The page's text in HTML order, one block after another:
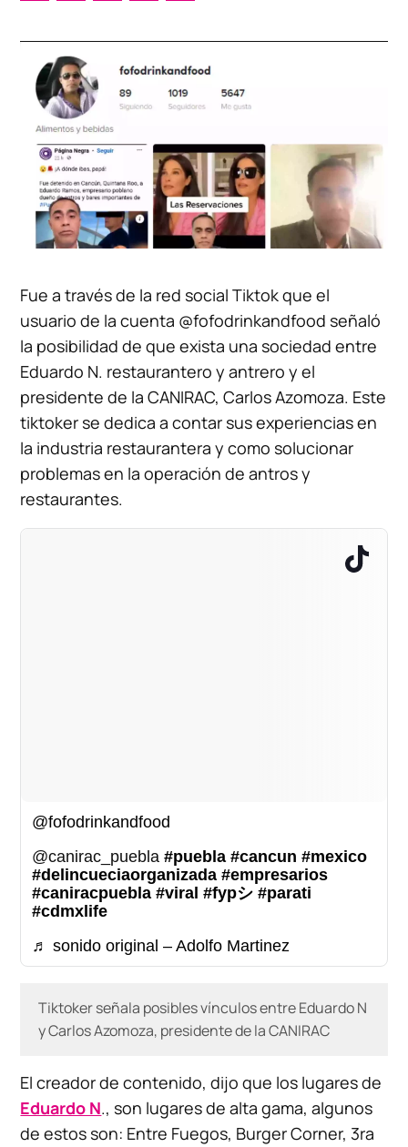
Fue a través de la red social Tiktok que el
usuario de la cuenta @fofodrinkandfood señaló
la posibilidad de que exista una sociedad entre
Eduardo N. restaurantero y antrero y el
presidente de la CANIRAC, Carlos Azomoza. Este
tiktoker se dedica a contar sus experiencias en
la industria restaurantera y como solucionar
problemas en la operación de antros y
restaurantes.
@fofodrinkandfood
@canirac_puebla#puebla #cancun #mexico
#delincueciaorganizada #empresarios
#caniracpuebla #viral #fypシ #parati
#cdmxlife
♬ sonido original – Adolfo Martinez
Tiktoker señala posibles vínculos entre Eduardo N
y Carlos Azomoza, presidente de la CANIRAC
El creador de contenido, dijo que los lugares de
Eduardo N., son lugares de alta gama, algunos
de estos son: Entre Fuegos, Burger Corner, 3ra